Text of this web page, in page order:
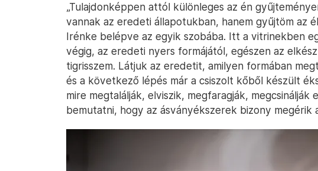
„Tulajdonképpen attól különleges az én
vannak az eredeti állapotukban, hanem gyűjtöm az
Irénke belépve az egyik szobába. Itt a vitrinekben
végig, az eredeti nyers formájától, egészen az
tigrisszem. Látjuk az eredetit, amilyen formában
és a következő lépés már a csiszolt kőből készült
mire megtalálják, elviszik, megfaragják, megcsinálják
bemutatni, hogy az ásványékszerek bizony megérik